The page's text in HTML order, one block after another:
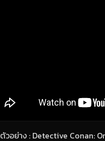
ตัวอย่าง : Detective Conan: